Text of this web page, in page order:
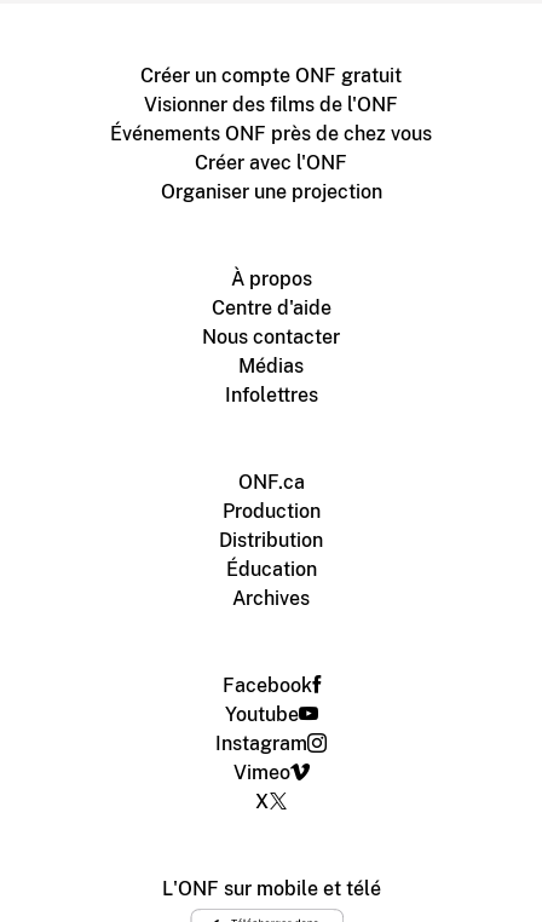
Créer un compte ONF gratuit
Visionner des films de l'ONF
Événements ONF près de chez vous
Créer avec l'ONF
Organiser une projection
À propos
Centre d'aide
Nous contacter
Médias
Infolettres
ONF.ca
Production
Distribution
Éducation
Archives
Facebook
Youtube
Instagram
Vimeo
X
L'ONF sur mobile et télé